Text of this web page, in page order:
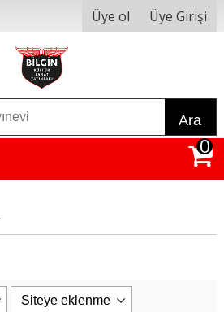
Üye ol Üye Girişi
Ara
0